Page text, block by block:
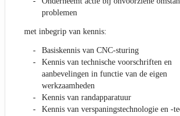
problemen
met inbegrip van kennis:
Basiskennis van CNC-sturing
Kennis van technische voorschriften en
aanbevelingen in functie van de eigen
werkzaamheden
Kennis van randapparatuur
Kennis van verspaningstechnologie en -